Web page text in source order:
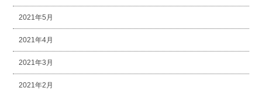
2021年5月
2021年4月
2021年3月
2021年2月